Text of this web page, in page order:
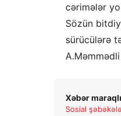
cərimələr
Sözün
sürücülərə
A.Məmmədli
Xəbər
Sosial